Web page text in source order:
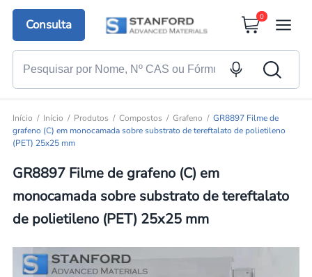
Consulta
0
Início Início Produtos Compostos Grafeno
GR8897 Filme de
grafeno (C) em monocamada sobre substrato de tereftalato de polietileno
(PET) 25x25 mm
GR8897 Filme de grafeno (C) em
monocamada sobre substrato de tereftalato
de polietileno (PET) 25x25 mm